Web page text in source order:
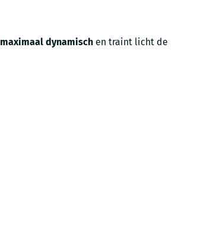
maximaal dynamisch en traint licht de